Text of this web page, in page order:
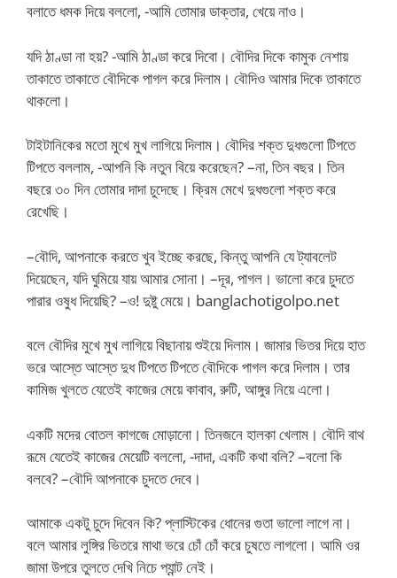
বলাতে ধমক দিয়ে বললো, -আমি তোমার ডাক্তার, খেয়ে নাও।
যদি ঠাণ্ডা না হয়? -আমি ঠাণ্ডা করে দিবো। বৌদির দিকে কামুক নেশায়
তাকাতে তাকাতে বৌদিকে পাগল করে দিলাম। বৌদিও আমার দিকে তাকাতে
থাকলো।
টাইটানিকের মতো মুখে মুখ লাগিয়ে দিলাম। বৌদির শক্ত দুধগুলো টিপতে
টিপতে বললাম, -আপনি কি নতুন বিয়ে করেছেন? –না, তিন বছর। তিন
বছরে ৩০ দিন তোমার দাদা চুদেছে। ক্রিম মেখে দুধগুলো শক্ত করে
রেখেছি।
–বৌদি, আপনাকে করতে খুব ইচ্ছে করছে, কিন্তু আপনি যে ট্যাবলেট
দিয়েছেন, যদি ঘুমিয়ে যায় আমার সোনা। –দূর, পাগল। ভালো করে চুদতে
পারার ওষুধ দিয়েছি? –ও! দুষ্টু মেয়ে। banglachotigolpo.net
বলে বৌদির মুখে মুখ লাগিয়ে বিছানায় শুইয়ে দিলাম। জামার ভিতর দিয়ে হাত
ভরে আস্তে আস্তে দুধ টিপতে টিপতে বৌদিকে পাগল করে দিলাম। তার
কামিজ খুলতে যেতেই কাজের মেয়ে কাবাব, রুটি, আঙ্গুর নিয়ে এলো।
একটি মদের বোতল কাগজে মোড়ানো। তিনজনে হালকা খেলাম। বৌদি বাথ
রূমে যেতেই কাজের মেয়েটি বললো, -দাদা, একটি কথা বলি? –বলো কি
বলবে? –বৌদি আপনাকে চুদতে দেবে।
আমাকে একটু চুদে দিবেন কি? প্লাস্টিকের ধোনের গুতা ভালো লাগে না।
বলে আমার লুঙ্গির ভিতরে মাথা ভরে চোঁ চোঁ করে চুষতে লাগলো। আমি ওর
জামা উপরে তুলতে দেখি নিচে প্যান্ট নেই।